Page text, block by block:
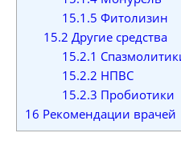
15.1.5 Фитолизин
15.2 Другие средства
15.2.1
15.2.2 НПВС
15.2.3 Пробиотики
16 Рекомендации врачей